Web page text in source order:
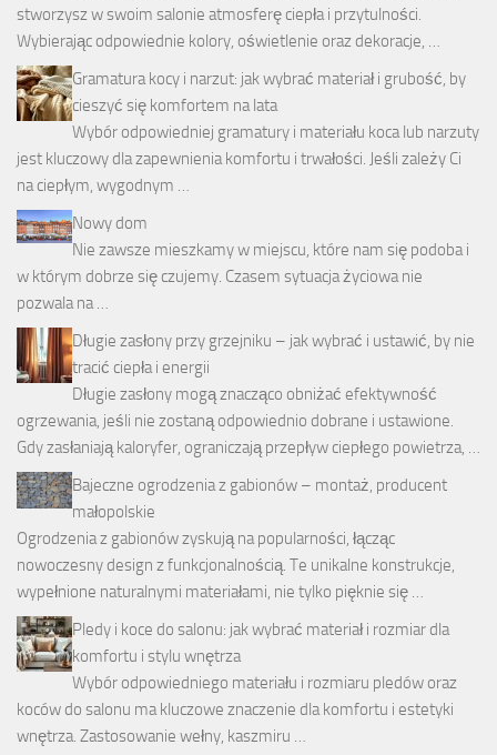
stworzysz w swoim salonie atmosferę ciepła i przytulności.
Wybierając odpowiednie kolory, oświetlenie oraz dekoracje, …
Gramatura kocy i narzut: jak wybrać materiał i grubość, by
cieszyć się komfortem na lata
Wybór odpowiedniej gramatury i materiału koca lub narzuty
jest kluczowy dla zapewnienia komfortu i trwałości. Jeśli zależy Ci
na ciepłym, wygodnym …
Nowy dom
Nie zawsze mieszkamy w miejscu, które nam się podoba i
w którym dobrze się czujemy. Czasem sytuacja życiowa nie
pozwala na …
Długie zasłony przy grzejniku – jak wybrać i ustawić, by nie
tracić ciepła i energii
Długie zasłony mogą znacząco obniżać efektywność
ogrzewania, jeśli nie zostaną odpowiednio dobrane i ustawione.
Gdy zasłaniają kaloryfer, ograniczają przepływ ciepłego powietrza, …
Bajeczne ogrodzenia z gabionów – montaż, producent
małopolskie
Ogrodzenia z gabionów zyskują na popularności, łącząc
nowoczesny design z funkcjonalnością. Te unikalne konstrukcje,
wypełnione naturalnymi materiałami, nie tylko pięknie się …
Pledy i koce do salonu: jak wybrać materiał i rozmiar dla
komfortu i stylu wnętrza
Wybór odpowiedniego materiału i rozmiaru pledów oraz
koców do salonu ma kluczowe znaczenie dla komfortu i estetyki
wnętrza. Zastosowanie wełny, kaszmiru …